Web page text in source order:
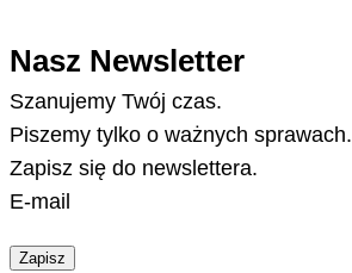
Nasz Newsletter
Szanujemy Twój czas.
Piszemy tylko o ważnych sprawach.
Zapisz się do newslettera.
E-mail
Zapisz